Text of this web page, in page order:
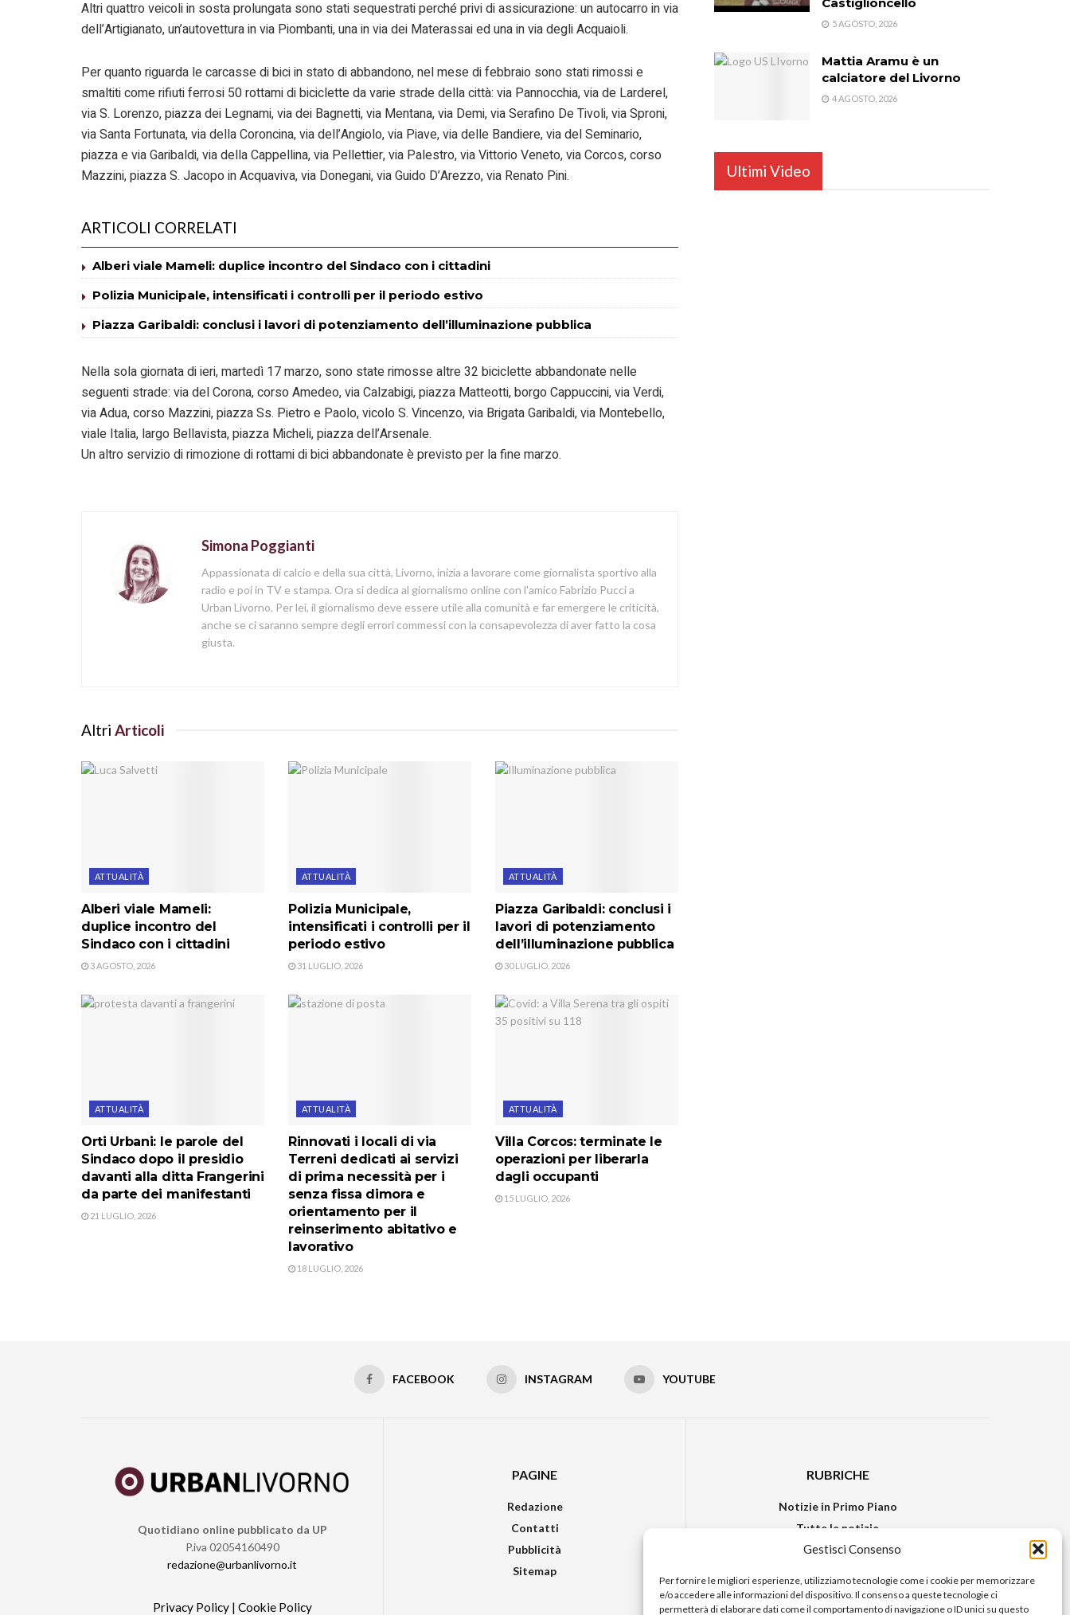
Gestisci Consenso
Per fornire le migliori esperienze, utilizziamo tecnologie come i cookie per memorizzare
e/o accedere alle informazioni del dispositivo. Il consenso a queste tecnologie ci
permetterà di elaborare dati come il comportamento di navigazione o ID unici su questo
Altri quattro veicoli in sosta prolungata sono stati sequestrati perché privi di assicurazione: un autocarro in via
dell’Artigianato, un’autovettura in via Piombanti, una in via dei Materassai ed una in via degli Acquaioli.
Per quanto riguarda le carcasse di bici in stato di abbandono, nel mese di febbraio sono stati rimossi e
smaltiti come rifiuti ferrosi 50 rottami di biciclette da varie strade della città: via Pannocchia, via de Larderel,
via S. Lorenzo, piazza dei Legnami, via dei Bagnetti, via Mentana, via Demi, via Serafino De Tivoli, via Sproni,
via Santa Fortunata, via della Coroncina, via dell’Angiolo, via Piave, via delle Bandiere, via del Seminario,
piazza e via Garibaldi, via della Cappellina, via Pellettier, via Palestro, via Vittorio Veneto, via Corcos, corso
Mazzini, piazza S. Jacopo in Acquaviva, via Donegani, via Guido D’Arezzo, via Renato Pini.
ARTICOLI CORRELATI
Alberi viale Mameli: duplice incontro del Sindaco con i cittadini
Polizia Municipale, intensificati i controlli per il periodo estivo
Piazza Garibaldi: conclusi i lavori di potenziamento dell’illuminazione pubblica
Nella sola giornata di ieri, martedì 17 marzo, sono state rimosse altre 32 biciclette abbandonate nelle
seguenti strade: via del Corona, corso Amedeo, via Calzabigi, piazza Matteotti, borgo Cappuccini, via Verdi,
via Adua, corso Mazzini, piazza Ss. Pietro e Paolo, vicolo S. Vincenzo, via Brigata Garibaldi, via Montebello,
viale Italia, largo Bellavista, piazza Micheli, piazza dell’Arsenale.
Un altro servizio di rimozione di rottami di bici abbandonate è previsto per la fine marzo.
Simona Poggianti
Appassionata di calcio e della sua città, Livorno, inizia a lavorare come giornalista sportivo alla
radio e poi in TV e stampa. Ora si dedica al giornalismo online con l'amico Fabrizio Pucci a
Urban Livorno. Per lei, il giornalismo deve essere utile alla comunità e far emergere le criticità,
anche se ci saranno sempre degli errori commessi con la consapevolezza di aver fatto la cosa
giusta.
Altri Articoli
ATTUALITÀ
Alberi viale Mameli:
duplice incontro del
Sindaco con i cittadini
3 AGOSTO, 2026
ATTUALITÀ
Polizia Municipale,
intensificati i controlli per il
periodo estivo
31 LUGLIO, 2026
ATTUALITÀ
Piazza Garibaldi: conclusi i
lavori di potenziamento
dell’illuminazione pubblica
30 LUGLIO, 2026
ATTUALITÀ
Orti Urbani: le parole del
Sindaco dopo il presidio
davanti alla ditta Frangerini
da parte dei manifestanti
21 LUGLIO, 2026
ATTUALITÀ
Rinnovati i locali di via
Terreni dedicati ai servizi
di prima necessità per i
senza fissa dimora e
orientamento per il
reinserimento abitativo e
lavorativo
18 LUGLIO, 2026
ATTUALITÀ
Villa Corcos: terminate le
operazioni per liberarla
dagli occupanti
15 LUGLIO, 2026
5 AGOSTO, 2026
Mattia Aramu è un
calciatore del Livorno
4 AGOSTO, 2026
Ultimi Video
FACEBOOK INSTAGRAM YOUTUBE
Quotidiano online pubblicato da UP
P.iva 02054160490
redazione@urbanlivorno.it
Privacy Policy| Cookie Policy
PAGINE
Redazione
Contatti
Pubblicità
Sitemap
RUBRICHE
Notizie in Primo Piano
Tutte le notizie
Urban Video